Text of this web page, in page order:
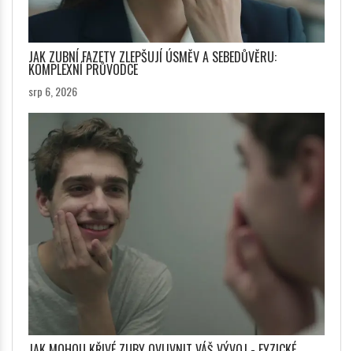
JAK ZUBNÍ FAZETY ZLEPŠUJÍ ÚSMĚV A SEBEDŮVĚRU:
KOMPLEXNÍ PRŮVODCE
srp 6, 2026